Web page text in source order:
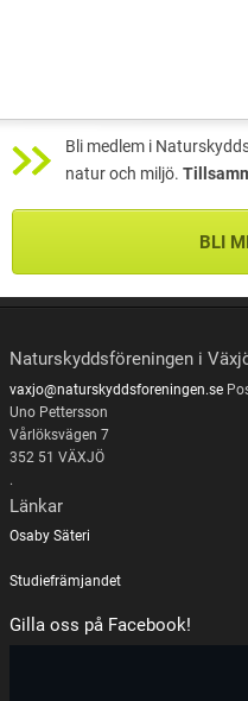
Bli medlem i
natur och miljö.
BLI
Naturskyddsföreningen i
vaxjo@naturskyddsforeningen.se
Uno Pettersson
Vårlöksvägen 7
352 51 VÄXJÖ
.
Länkar
Osaby Säteri
Studiefrämjandet
Gilla oss på Facebook!